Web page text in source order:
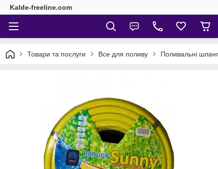
Kalde-freeline.com
Товари та послуги Все для поливу Поливальні